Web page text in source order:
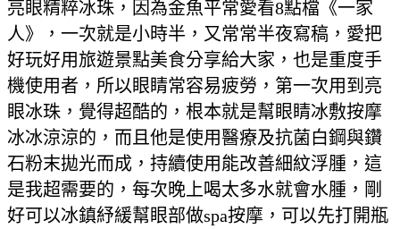
亮眼精粹冰珠，因為金魚平常愛看8點檔《一家
人》，一次就是小時半，又常常半夜寫稿，愛把
好玩好用旅遊景點美食分享給大家，也是重度手
機使用者，所以眼睛常容易疲勞，第一次用到亮
眼冰珠，覺得超酷的，根本就是幫眼睛冰敷按摩
冰冰涼涼的，而且他是使用醫療及抗菌白鋼與鑽
石粉末拋光而成，持續使用能改善細紋浮腫，這
是我超需要的，每次晚上喝太多水就會水腫，剛
好可以冰鎮紓緩幫眼部做spa按摩，可以先打開瓶